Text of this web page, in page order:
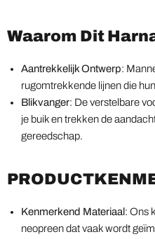
Waarom Dit
Aantrekkelijk Ontwerp:
rugomtrekkende lijnen die
Blikvanger: De verstelbare
je buik en trekken de
gereedschap.
Kenmerkend Materiaal: Ons
neopreen dat vaak wordt